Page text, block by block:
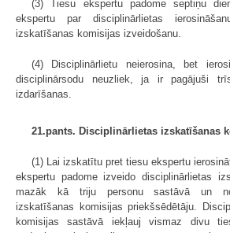
(3) Tiesu ekspertu padome septiņu
ekspertu par disciplinārlietas
izskatīšanas komisijas izveidošanu.
(4) Disciplinārlietu neierosina, bet
disciplinārsodu neuzliek, ja ir pagājuši
izdarīšanas.
21.pants. Disciplinārlietas izskatīšanas
(1) Lai izskatītu pret tiesu ekspertu
ekspertu padome izveido disciplinārlietas
mazāk kā triju personu sastāvā un
izskatīšanas komisijas priekšsēdētāju.
komisijas sastāvā iekļauj vismaz divu